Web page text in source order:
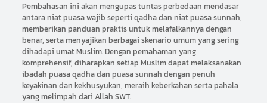
Pembahasan ini akan mengupas tuntas perbedaan mendasar
antara niat puasa wajib seperti qadha dan niat puasa sunnah,
memberikan panduan praktis untuk melafalkannya dengan
benar, serta menyajikan berbagai skenario umum yang sering
dihadapi umat Muslim. Dengan pemahaman yang
komprehensif, diharapkan setiap Muslim dapat melaksanakan
ibadah puasa qadha dan puasa sunnah dengan penuh
keyakinan dan kekhusyukan, meraih keberkahan serta pahala
yang melimpah dari Allah SWT.